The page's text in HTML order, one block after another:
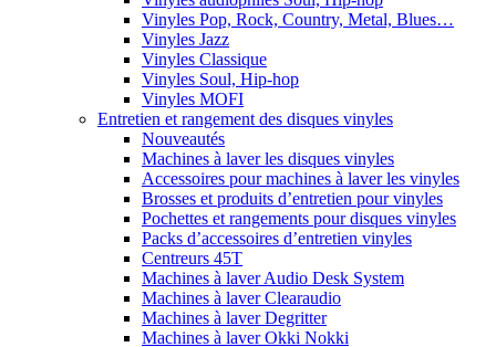
Vinyles Pop, Rock, Country, Metal, Blues…
Vinyles Jazz
Vinyles Classique
Vinyles Soul, Hip-hop
Vinyles MOFI
Entretien et rangement des disques vinyles
Nouveautés
Machines à laver les disques vinyles
Accessoires pour machines à laver les vinyles
Brosses et produits d’entretien pour vinyles
Pochettes et rangements pour disques vinyles
Packs d’accessoires d’entretien vinyles
Centreurs 45T
Machines à laver Audio Desk System
Machines à laver Clearaudio
Machines à laver Degritter
Machines à laver Okki Nokki